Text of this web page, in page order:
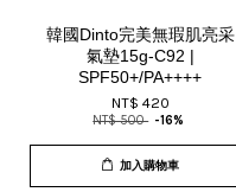
韓國Dinto完美無瑕肌亮采
氣墊15g-C92 |
SPF50+/PA++++
NT$ 420
NT$ 500 -16%
加入購物車